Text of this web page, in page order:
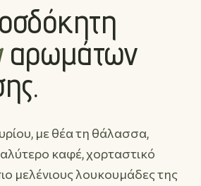
αρωμάτων
με θέα τη θάλασσα,
καφέ, χορταστικό
μελένιους λουκουμάδες της